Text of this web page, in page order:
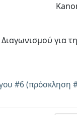
Διαγωνισμού για
#6 (πρόσκληση